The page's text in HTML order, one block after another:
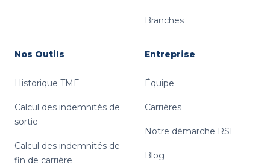
Branches
Nos Outils
Historique TME
Calcul des indemnités de
sortie
Calcul des indemnités de
fin de carrière
Entreprise
Équipe
Carrières
Notre démarche RSE
Blog